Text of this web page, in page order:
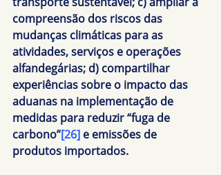
compreensão dos riscos das
mudanças climáticas para as
atividades, serviços e operações
alfandegárias; d) compartilhar
experiências sobre o impacto das
aduanas na implementação de
medidas para reduzir “fuga de
carbono”[26] e emissões de
produtos importados.